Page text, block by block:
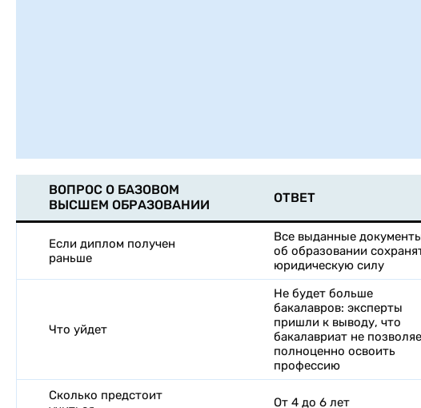
ВОПРОС О БАЗОВОМ
ВЫСШЕМ ОБРАЗОВАНИИ
ОТВЕТ
Если диплом получен
раньше
Все выданные
об образовании
юридическую силу
Что уйдет
Не будет больше
бакалавров: эксперты
пришли к выводу, что
бакалавриат не
полноценно освоить
профессию
Сколько предстоит
От 4 до 6 лет